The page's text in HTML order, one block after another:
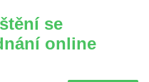
se
online